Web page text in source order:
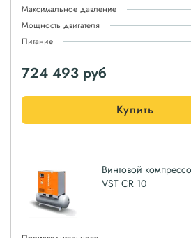
Максимальное давление
Мощность двигателя
Питание
724 493 руб
Купить
Винтовой
VST CR 10